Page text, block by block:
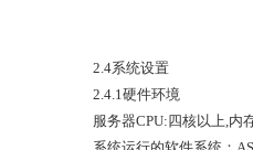
2.4系统设置
2.4.1硬件环境
服务器CPU:四核以上,内